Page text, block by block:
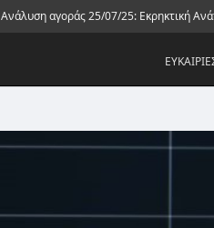
Ανάλυση αγοράς 25/07/25: Εκρηκτική